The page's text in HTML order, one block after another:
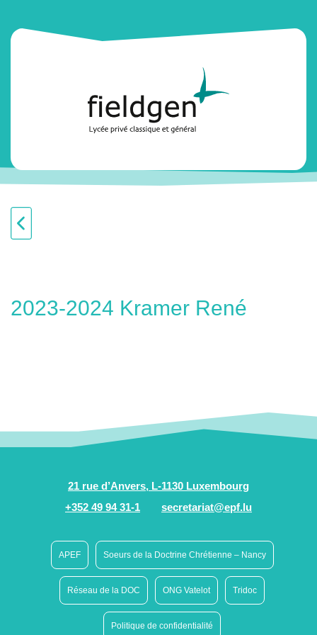
2023-2024 Kramer René
21 rue d’Anvers, L-1130 Luxembourg
+352 49 94 31-1
secretariat@epf.lu
APEF Soeurs de la Doctrine Chrétienne – Nancy
Réseau de la DOC ONG Vatelot Tridoc
Politique de confidentialité